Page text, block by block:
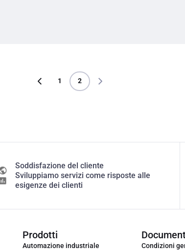
1 2
Soddisfazione del cliente
Sviluppiamo servizi come risposte alle
esigenze dei clienti
Prodotti
Automazione industriale
Condizioni